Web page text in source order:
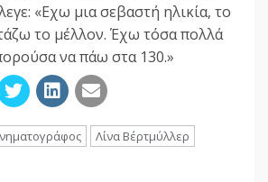
«Εχω μια σεβαστή ηλικία, το
το μέλλον. Έχω τόσα πολλά
να πάω στα 130.»
Λίνα Βέρτμύλλερ